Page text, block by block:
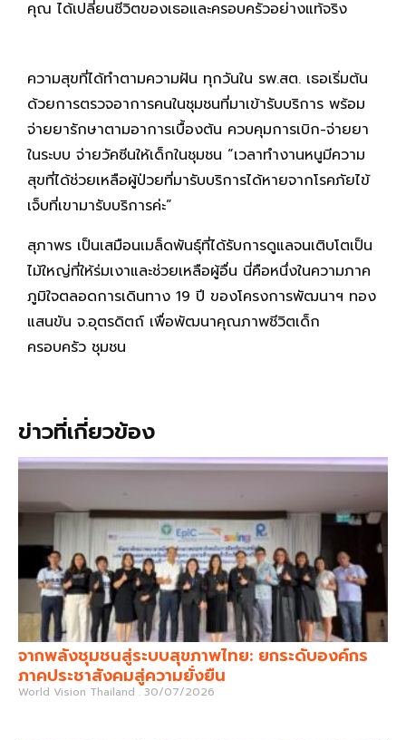
คุณ ได้เปลี่ยนชีวิตของเธอและครอบครัวอย่างแท้จริง
ความสุขที่ได้ทำตามความฝัน ทุกวันใน รพ.สต. เธอเริ่มต้น
ด้วยการตรวจอาการคนในชุมชนที่มาเข้ารับบริการ พร้อม
จ่ายยารักษาตามอาการเบื้องต้น ควบคุมการเบิก-จ่ายยา
ในระบบ จ่ายวัคซีนให้เด็กในชุมชน “เวลาทำงานหนูมีความ
สุขที่ได้ช่วยเหลือผู้ป่วยที่มารับบริการได้หายจากโรคภัยไข้
เจ็บที่เขามารับบริการค่ะ”
สุภาพร เป็นเสมือนเมล็ดพันธุ์ที่ได้รับการดูแลจนเติบโตเป็น
ไม้ใหญ่ที่ให้ร่มเงาและช่วยเหลือผู้อื่น นี่คือหนึ่งในความภาค
ภูมิใจตลอดการเดินทาง 19 ปี ของโครงการพัฒนาฯ ทอง
แสนขัน จ.อุตรดิตถ์ เพื่อพัฒนาคุณภาพชีวิตเด็ก
ครอบครัว ชุมชน
ข่าวที่เกี่ยวข้อง
จากพลังชุมชนสู่ระบบสุขภาพไทย: ยกระดับองค์กร
ภาคประชาสังคมสู่ความยั่งยืน
World Vision Thailand 30/07/2026